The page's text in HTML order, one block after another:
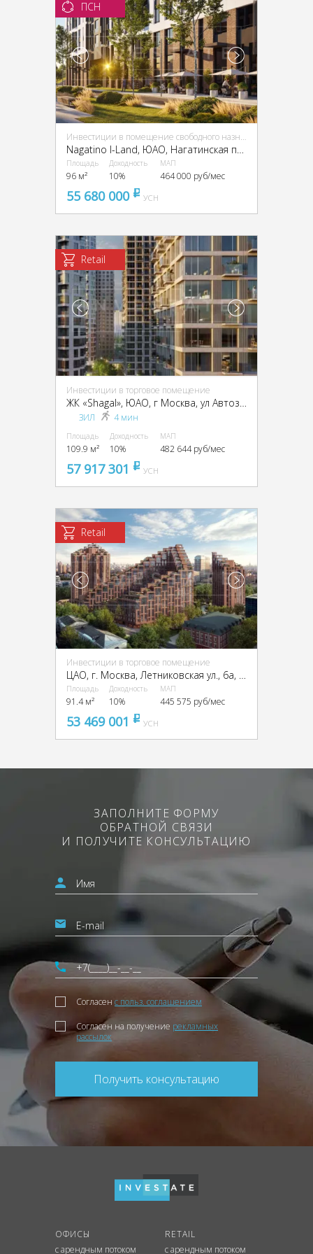
ПСН
Инвестиции в помещение свободного назначения (ПСН)
Nagatino I-Land, ЮАО, Нагатинская пойма, проектируемый пр-д, 4062, вл.6
Площадь
96 м²
Доходность
10%
МАП
464 000 руб/мес
55 680 000 pуб
УСН
Retail
Инвестиции в торговое помещение
ЗИЛ 4 мин
Площадь
109.9 м²
Доходность
10%
МАП
482 644 руб/мес
57 917 301 pуб
УСН
Retail
Инвестиции в торговое помещение
ЦАО, г. Москва, Летниковская ул., 6а, стр. 1,2,3,7,10
Площадь
91.4 м²
Доходность
10%
МАП
445 575 руб/мес
53 469 001 pуб
УСН
ЗАПОЛНИТЕ ФОРМУ
ОБРАТНОЙ СВЯЗИ
И ПОЛУЧИТЕ КОНСУЛЬТАЦИЮ
Согласен с польз. соглашением
Согласен на получение рекламных
рассылок
Получить консультацию
ОФИСЫ
с арендным потоком
RETAIL
с арендным потоком